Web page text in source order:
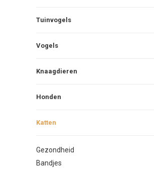
Tuinvogels
Vogels
Knaagdieren
Honden
Katten
Gezondheid
Bandjes